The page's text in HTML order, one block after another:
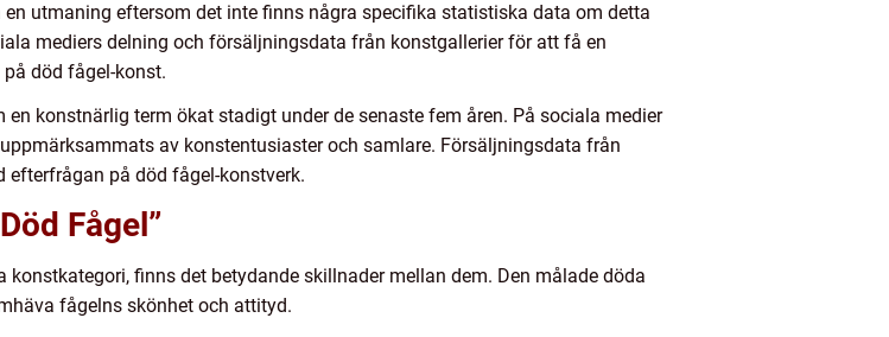
utmaning eftersom det inte finns några specifika statistiska data om detta
mediers delning och försäljningsdata från konstgallerier för att få en
död fågel-konst.
en konstnärlig term ökat stadigt under de senaste fem åren. På sociala medier
av konstentusiaster och samlare. Försäljningsdata från
efterfrågan på död fågel-konstverk.
Fågel”
finns det betydande skillnader mellan dem. Den målade döda
fågelns skönhet och attityd.